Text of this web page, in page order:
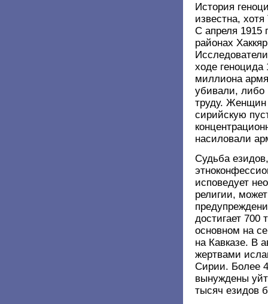
История
известна,
С апреля 1915
районах
ходе геноцида
миллиона
убивали, либо
труду. Женщин
сирийскую
насиловали
Судьба
исповедует
религии,
достигает 700
основном на
на Кавказе. В
жертвами
Сирии. Более
вынуждены
тысяч езидов